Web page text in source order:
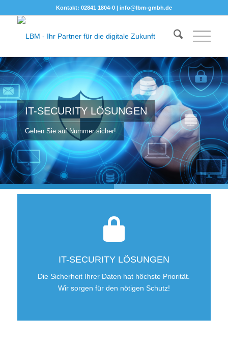
Kontakt: 02841 1804-0 | info@lbm-gmbh.de
IT-SECURITY LÖSUNGEN
Gehen Sie auf Nummer sicher!
IT-SECURITY LÖSUNGEN
Die Sicherheit Ihrer Daten hat höchste Priorität.
Wir sorgen für den nötigen Schutz!